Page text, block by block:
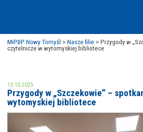
MOJE KONTO
MiPBP Nowy Tomyśl > Nasze filie > Przygody w
czytelnicze w wytomyskiej bibliotece
10.10.2025
Przygody w „Szczekowie” –
wytomyskiej bibliotece